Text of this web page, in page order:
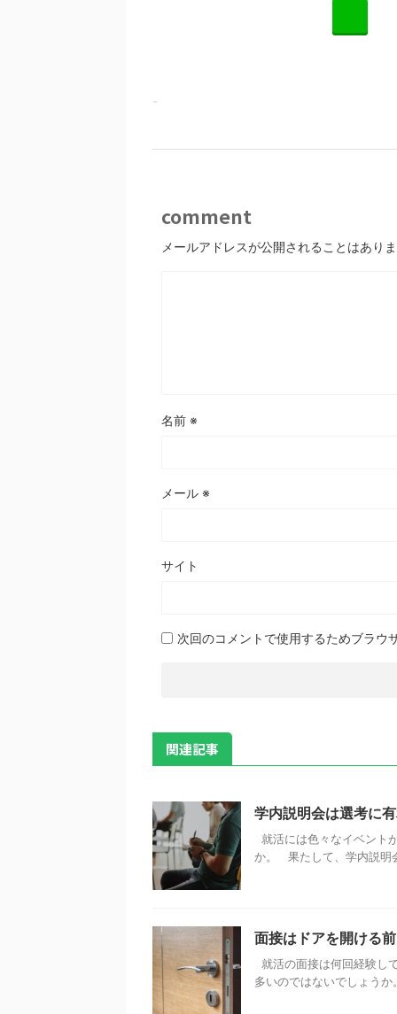
-
comment
メールアドレスが公開されることはあり
名前 ※
メール ※
サイト
次回のコメントで使用するためブラウ
関連記事
学内説明会は選考に
就活には色々なイベント
か。 果たして、学内説明
面接はドアを開ける
就活の面接は何回経験し
多いのではないでしょう